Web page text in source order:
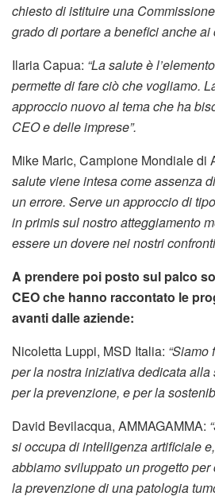
chiesto di istituire una
grado di portare a benefici anche ai
Ilaria Capua: “La salute è
permette di fare ciò che vogliamo.
approccio nuovo al tema che ha
CEO e delle imprese”.
Mike Maric, Campione Mondiale di
salute viene intesa come assenza
un errore. Serve un approccio di
in primis sul nostro atteggiamento
essere un dovere nei nostri
A prendere poi posto sul palco
CEO che hanno raccontato le
avanti dalle aziende:
Nicoletta Luppi, MSD Italia:
per la nostra iniziativa dedicata
per la prevenzione, e per la
David Bevilacqua, AMMAGAMMA:
si occupa di intelligenza artificiale
abbiamo sviluppato un progetto
la prevenzione di una patologia